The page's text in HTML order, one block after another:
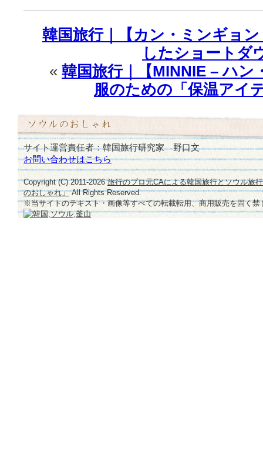
韓国旅行｜【カン・ミンギョ
したショートダ
« 韓国旅行｜【MINNIE – ハ
服のための「保温アイ
サイト運営責任者：韓国旅行研究家 野口文
お問い合わせはこちら
Copyright (C) 2011-2026旅行のプロ元CAによる韓国旅行とソウル旅
のおしゃれ」All Rights Reserved.
※当サイトのテキスト・画像等すべての転載転用、商用販売を固く禁